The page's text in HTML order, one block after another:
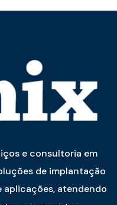
e consultoria em
de implantação
atendendo